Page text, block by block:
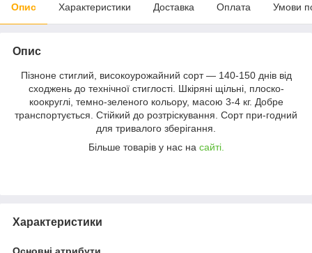
Опис Характеристики Доставка Оплата Умови
Опис
Пізноне стиглий, високоурожайний сорт — 140-150 днів від
сходжень до технічної стиглості. Шкіряні щільні, плоско-
коокруглі, темно-зеленого кольору, масою 3-4 кг. Добре
транспортується. Стійкий до розтріскування. Сорт при-годний
для тривалого зберігання.
Більше товарів у нас на сайті.
Характеристики
Основні атрибути